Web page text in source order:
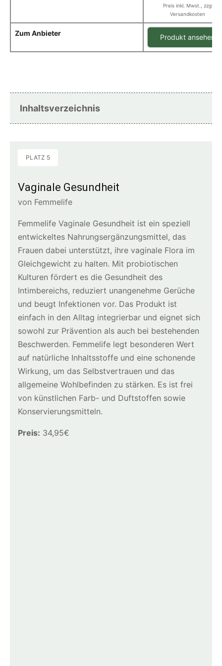
Preis inkl. Mwst., zzgl
Versandkosten
Zum Anbieter Produkt ansehen
Inhaltsverzeichnis
PLATZ 5
Vaginale Gesundheit
von Femmelife
Femmelife Vaginale Gesundheit ist ein speziell
entwickeltes Nahrungsergänzungsmittel, das
Frauen dabei unterstützt, ihre vaginale Flora im
Gleichgewicht zu halten. Mit probiotischen
Kulturen fördert es die Gesundheit des
Intimbereichs, reduziert unangenehme Gerüche
und beugt Infektionen vor. Das Produkt ist
einfach in den Alltag integrierbar und eignet sich
sowohl zur Prävention als auch bei bestehenden
Beschwerden. Femmelife legt besonderen Wert
auf natürliche Inhaltsstoffe und eine schonende
Wirkung, um das Selbstvertrauen und das
allgemeine Wohlbefinden zu stärken. Es ist frei
von künstlichen Farb- und Duftstoffen sowie
Konservierungsmitteln.
Preis: 34,95€